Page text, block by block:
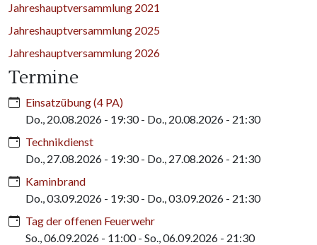
Jahreshauptversammlung 2021
Jahreshauptversammlung 2025
Jahreshauptversammlung 2026
Termine
Einsatzübung (4 PA)
Do., 20.08.2026 - 19:30- Do., 20.08.2026 - 21:30
Technikdienst
Do., 27.08.2026 - 19:30- Do., 27.08.2026 - 21:30
Kaminbrand
Do., 03.09.2026 - 19:30- Do., 03.09.2026 - 21:30
Tag der offenen Feuerwehr
So., 06.09.2026 - 11:00- So., 06.09.2026 - 21:30